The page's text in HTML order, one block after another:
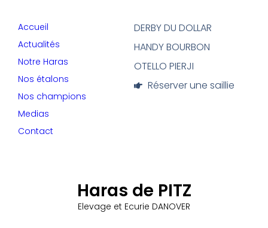
Haras de PITZ
Elevage et Ecurie DANOVER
DERBY DU DOLLAR
HANDY BOURBON
OTELLO PIERJI
Réserver une saillie
Accueil
Actualités
Notre Haras
Nos étalons
Nos champions
Medias
Contact